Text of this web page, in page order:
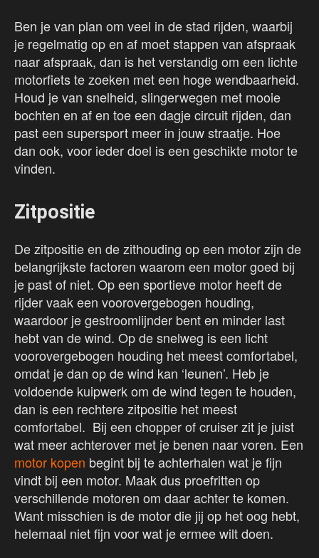
Ben je van plan om veel in de stad rijden, waarbij
je regelmatig op en af moet stappen van afspraak
naar afspraak, dan is het verstandig om een lichte
motorfiets te zoeken met een hoge wendbaarheid.
Houd je van snelheid, slingerwegen met mooie
bochten en af en toe een dagje circuit rijden, dan
past een supersport meer in jouw straatje. Hoe
dan ook, voor ieder doel is een geschikte motor te
vinden.
Zitpositie
De zitpositie en de zithouding op een motor zijn de
belangrijkste factoren waarom een motor goed bij
je past of niet. Op een sportieve motor heeft de
rijder vaak een voorovergebogen houding,
waardoor je gestroomlijnder bent en minder last
hebt van de wind. Op de snelweg is een licht
voorovergebogen houding het meest comfortabel,
omdat je dan op de wind kan ‘leunen’. Heb je
voldoende kuipwerk om de wind tegen te houden,
dan is een rechtere zitpositie het meest
comfortabel. Bij een chopper of cruiser zit je juist
wat meer achterover met je benen naar voren. Een
motor kopen begint bij te achterhalen wat je fijn
vindt bij een motor. Maak dus proefritten op
verschillende motoren om daar achter te komen.
Want misschien is de motor die jij op het oog hebt,
helemaal niet fijn voor wat je ermee wilt doen.